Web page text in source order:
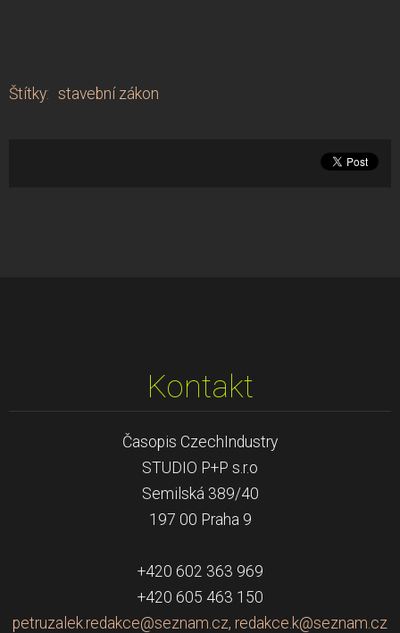
Štítky: stavební zákon
Kontakt
Časopis CzechIndustry
STUDIO P+P s.r.o
Semilská 389/40
197 00 Praha 9
+420 602 363 969
+420 605 463 150
petruzalek.redakce@seznam.cz, redakce.k@seznam.cz